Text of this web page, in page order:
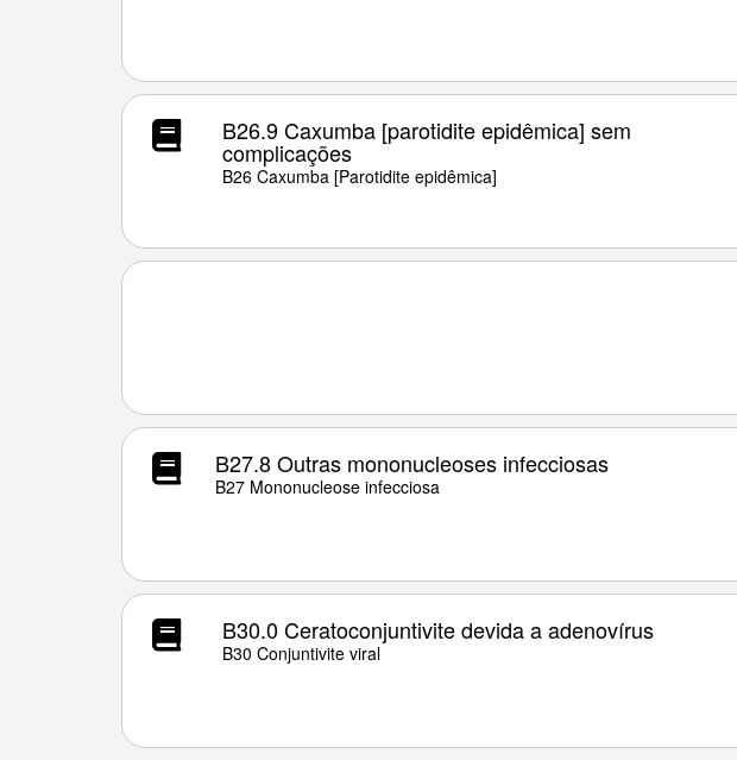
B26.9 Caxumba [parotidite epidêmica] sem
complicações
B26 Caxumba [Parotidite epidêmica]
B27.8 Outras mononucleoses infecciosas
B27 Mononucleose infecciosa
B30.0 Ceratoconjuntivite devida a adenovírus
B30 Conjuntivite viral